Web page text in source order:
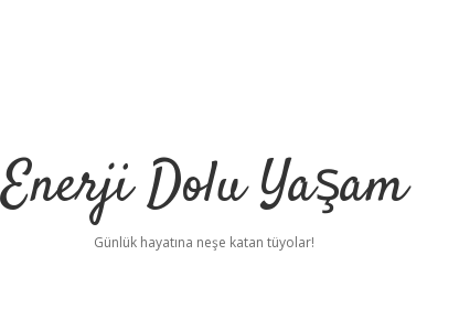
Enerji Dolu Yaşam
Günlük hayatına neşe katan tüyolar!